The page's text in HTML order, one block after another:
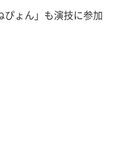
ぴょん」も演技に参加